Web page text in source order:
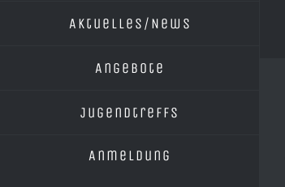
Aktuelles/News
Angebote
Jugendtreffs
Anmeldung